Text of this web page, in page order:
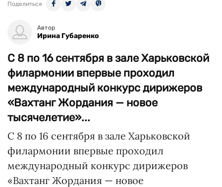
Поделиться
Автор
Ирина Губаренко
С 8 по 16 сентября в зале Харьковской
филармонии впервые проходил
международный конкурс дирижеров
«Вахтанг Жордания — новое
тысячелетие»...
С 8 по 16 сентября в зале Харьковской
филармонии впервые проходил
международный конкурс дирижеров
«Вахтанг Жордания — новое